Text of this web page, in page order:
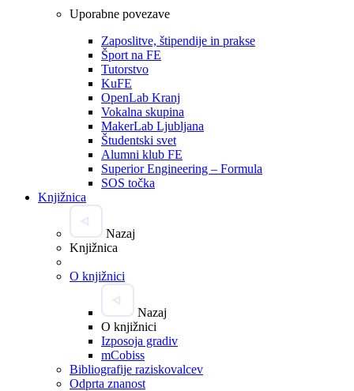
Uporabne povezave
Zaposlitve, štipendije in prakse
Šport na FE
Tutorstvo
KuFE
OpenLab Kranj
Vokalna skupina
MakerLab Ljubljana
Študentski svet
Alumni klub FE
Superior Engineering – Formula
SOS točka
Knjižnica
Nazaj
Knjižnica
O knjižnici
Nazaj
O knjižnici
Izposoja gradiv
mCobiss
Bibliografije raziskovalcev
Odprta znanost